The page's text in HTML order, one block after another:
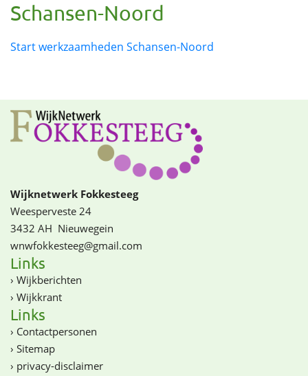
Schansen-Noord
Start werkzaamheden Schansen-Noord
Wijknetwerk Fokkesteeg
Weesperveste 24
3432 AH Nieuwegein
wnwfokkesteeg@­­gmail.com
Links
› Wijkberichten
› Wijkkrant
Links
› Contactpersonen
› Sitemap
› privacy-disclaimer